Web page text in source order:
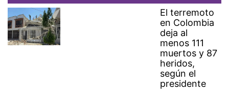
El terremoto
en Colombia
deja al
menos 111
muertos y 87
heridos,
según el
presidente